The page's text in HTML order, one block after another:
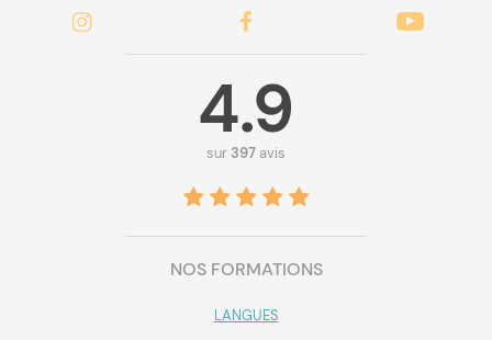
4.9
sur397 avis
NOS FORMATIONS
LANGUES